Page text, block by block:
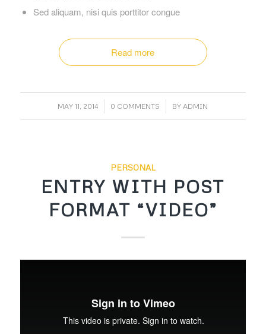
Sed aliquam, nisi quis porttitor congue
Read more
MAY 11, 2014
/ 0 COMMENTS
/ BYADMIN
PERSONAL
ENTRY WITH POST
FORMAT “VIDEO”